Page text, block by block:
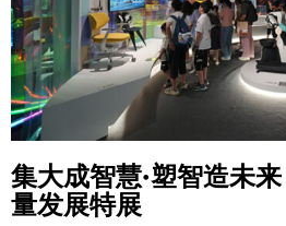
集大成智慧·塑智造未来
量发展特展